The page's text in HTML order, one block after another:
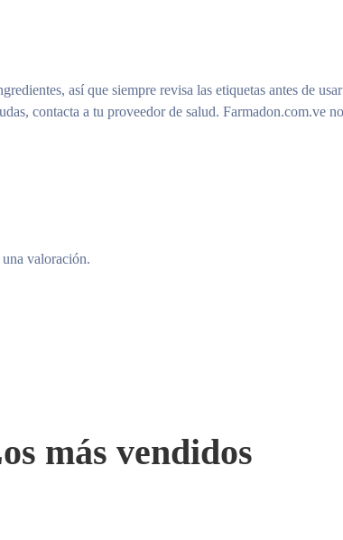
así que siempre revisa las etiquetas antes de
contacta a tu proveedor de salud. Farmadon.com.ve
valoración.
más vendidos